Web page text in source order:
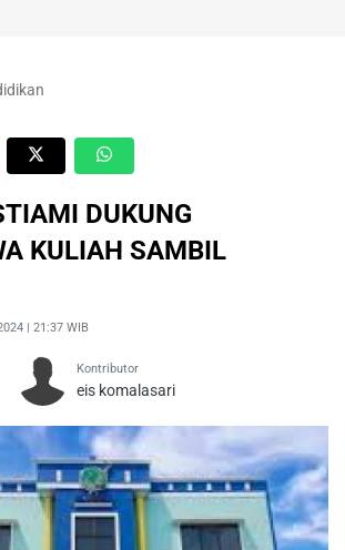
DUKUNG
KULIAH SAMBIL
| 21:37 WIB
Kontributor
eis komalasari